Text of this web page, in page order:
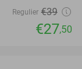
Regulier €39
€27,50